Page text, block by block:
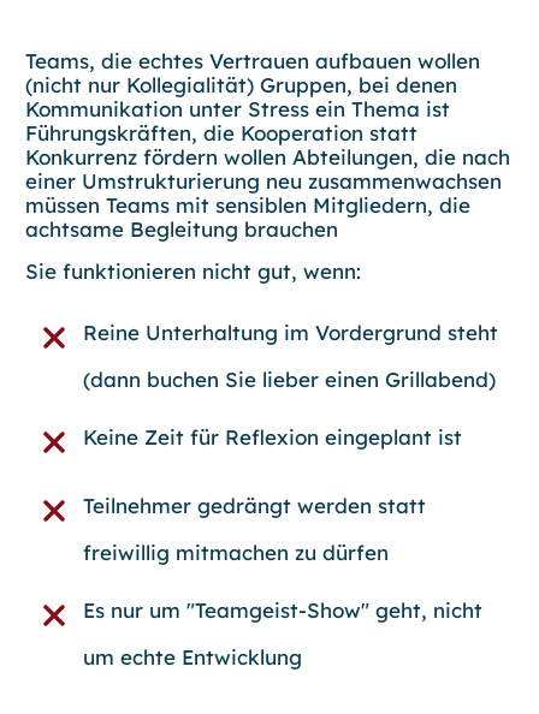
Teams, die echtes Vertrauen aufbauen wollen
(nicht nur Kollegialität) Gruppen, bei denen
Kommunikation unter Stress ein Thema ist
Führungskräften, die Kooperation statt
Konkurrenz fördern wollen Abteilungen, die nach
einer Umstrukturierung neu zusammenwachsen
müssen Teams mit sensiblen Mitgliedern, die
achtsame Begleitung brauchen
Sie funktionieren nicht gut, wenn:
Reine Unterhaltung im Vordergrund steht
(dann buchen Sie lieber einen Grillabend)
Keine Zeit für Reflexion eingeplant ist
Teilnehmer gedrängt werden statt
freiwillig mitmachen zu dürfen
Es nur um "Teamgeist-Show" geht, nicht
um echte Entwicklung